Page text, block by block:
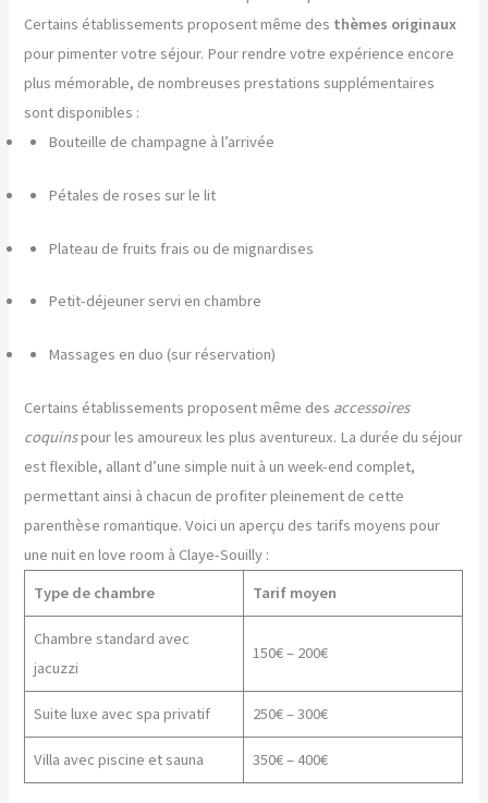
Certains établissements proposent même des thèmes originaux
pour pimenter votre séjour. Pour rendre votre expérience encore
plus mémorable, de nombreuses prestations supplémentaires
sont disponibles :
Bouteille de champagne à l’arrivée
Pétales de roses sur le lit
Plateau de fruits frais ou de mignardises
Petit-déjeuner servi en chambre
Massages en duo (sur réservation)
Certains établissements proposent même des accessoires
coquinspour les amoureux les plus aventureux. La durée du séjour
est flexible, allant d’une simple nuit à un week-end complet,
permettant ainsi à chacun de profiter pleinement de cette
parenthèse romantique. Voici un aperçu des tarifs moyens pour
une nuit en love room à Claye-Souilly :
Type de chambre
Tarif moyen
Chambre standard avec
jacuzzi
150€ – 200€
Suite luxe avec spa privatif 250€ – 300€
Villa avec piscine et sauna 350€ – 400€